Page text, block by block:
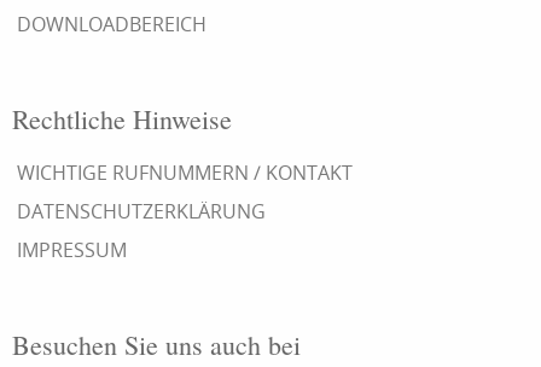
DOWNLOADBEREICH
Rechtliche Hinweise
WICHTIGE RUFNUMMERN / KONTAKT
DATENSCHUTZERKLÄRUNG
IMPRESSUM
Besuchen Sie uns auch bei